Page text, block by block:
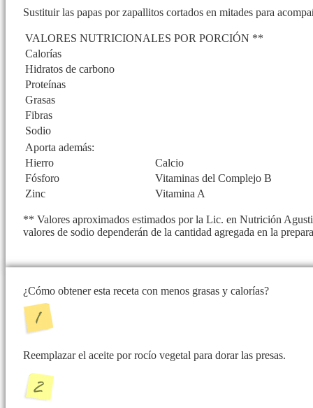
Sustituir las papas por zapallitos cortados en mitades para
VALORES NUTRICIONALES POR PORCIÓN **
Calorías
Hidratos de carbono
Proteínas
Grasas
Fibras
Sodio
Aporta además:
Hierro
Calcio
Fósforo
Vitaminas del Complejo B
Zinc
Vitamina A
** Valores aproximados estimados por la Lic. en Nutrición
valores de sodio dependerán de la cantidad agregada en la
¿Cómo obtener esta receta con menos grasas y calorías?
Reemplazar el aceite por rocío vegetal para dorar las presas.